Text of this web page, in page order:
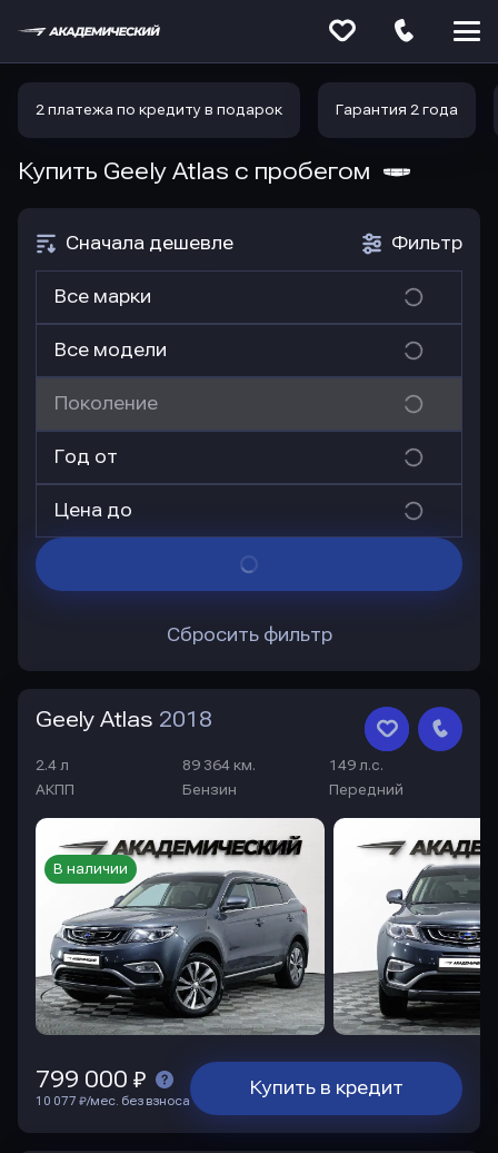
2 платежа по кредиту в подарок Гарантия 2 года
Купить Geely Atlas с пробегом
Фильтр
Сначала дешевле
Все марки
Все модели
Поколение
Год от
Цена до
Сбросить фильтр
Geely Atlas 2018
2.4 л 89 364 км.
149 л.с.
АКПП
Бензин Передний
В наличии
Купить в кредит
799 000 ₽
10 077 ₽/мес. без взноса